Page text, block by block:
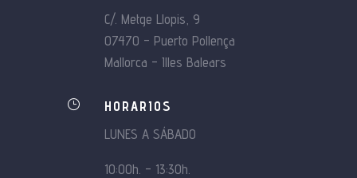
C/. Metge Llopis, 9
07470 – Puerto Pollença
Mallorca – Illes Balears
}
HORARIOS
LUNES A SÁBADO
10:00h. – 13:30h.